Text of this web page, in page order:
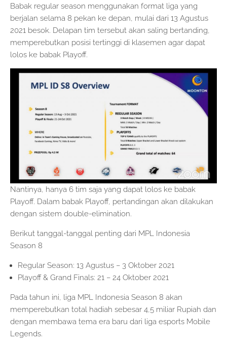
Babak regular season menggunakan format liga yang
berjalan selama 8 pekan ke depan, mulai dari 13 Agustus
2021 besok. Delapan tim tersebut akan saling bertanding,
memperebutkan posisi tertinggi di klasemen agar dapat
lolos ke babak Playoff.
Nantinya, hanya 6 tim saja yang dapat lolos ke babak
Playoff. Dalam babak Playoff, pertandingan akan dilakukan
dengan sistem double-elimination.
Berikut tanggal-tanggal penting dari MPL Indonesia
Season 8
Regular Season: 13 Agustus – 3 Oktober 2021
Playoff & Grand Finals: 21 – 24 Oktober 2021
Pada tahun ini, liga MPL Indonesia Season 8 akan
memperebutkan total hadiah sebesar 4,5 miliar Rupiah dan
dengan membawa tema era baru dari liga esports Mobile
Legends.